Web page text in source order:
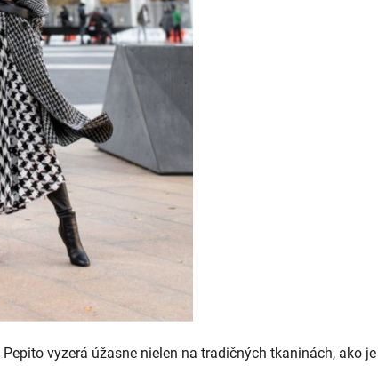
Pepito vyzerá úžasne nielen na tradičných tkaninách, ako